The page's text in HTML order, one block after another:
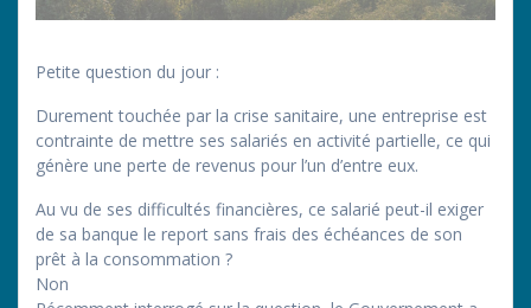
Petite question du jour :
Durement touchée par la crise sanitaire, une entreprise est
contrainte de mettre ses salariés en activité partielle, ce qui
génère une perte de revenus pour l’un d’entre eux.
Au vu de ses difficultés financières, ce salarié peut-il exiger
de sa banque le report sans frais des échéances de son
prêt à la consommation ?
Non